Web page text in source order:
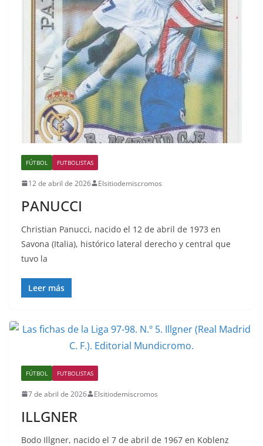
FÚTBOL FUTBOLISTAS
12 de abril de 2026 Elsitiodemiscromos
PANUCCI
Christian Panucci, nacido el 12 de abril de 1973 en
Savona (Italia), histórico lateral derecho y central que
tuvo la
Leer más
FÚTBOL FUTBOLISTAS
7 de abril de 2026 Elsitiodemiscromos
ILLGNER
Bodo Illgner, nacido el 7 de abril de 1967 en Koblenz